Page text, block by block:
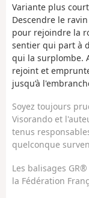
Variante plus
Descendre le
pour rejoindre la
sentier qui part à
qui la surplombe.
rejoint et
jusqu’à
Soyez toujours
Visorando et
tenus
quelconque
Les balisages
la Fédération